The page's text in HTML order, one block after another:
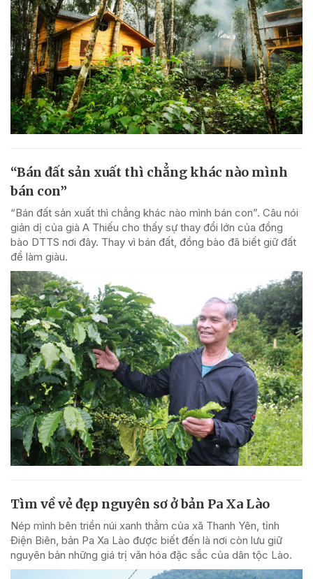
“Bán đất sản xuất thì chẳng khác nào mình
bán con”
“Bán đất sản xuất thì chẳng khác nào mình bán con”. Câu nói
giản dị của già A Thiếu cho thấy sự thay đổi lớn của đồng
bào DTTS nơi đây. Thay vì bán đất, đồng bào đã biết giữ đất
để làm giàu.
Tìm về vẻ đẹp nguyên sơ ở bản Pa Xa Lào
Nép mình bên triền núi xanh thẳm của xã Thanh Yên, tỉnh
Điện Biên, bản Pa Xa Lào được biết đến là nơi còn lưu giữ
nguyên bản những giá trị văn hóa đặc sắc của dân tộc Lào.